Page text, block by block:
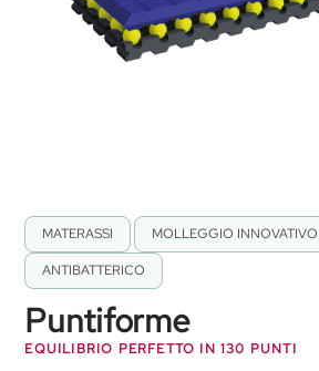
MATERASSI MOLLEGGIO INNOVATIVO
ANTIBATTERICO
Puntiforme
EQUILIBRIO PERFETTO IN 130 PUNTI